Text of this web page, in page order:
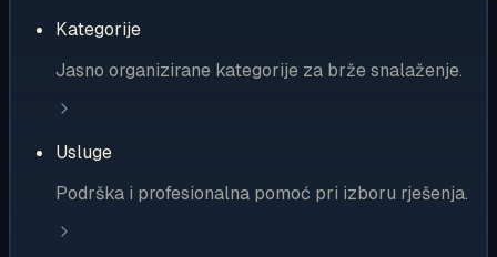
Kategorije
Jasno organizirane kategorije za brže snalaženje.
Usluge
Podrška i profesionalna pomoć pri izboru rješenja.